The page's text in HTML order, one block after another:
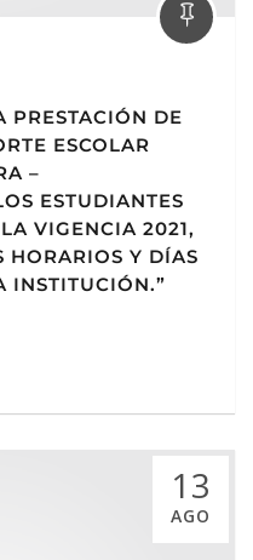
PRESTACIÓN DE
ESCOLAR
–
ESTUDIANTES
VIGENCIA 2021,
HORARIOS Y DÍAS
INSTITUCIÓN.”
13
AGO